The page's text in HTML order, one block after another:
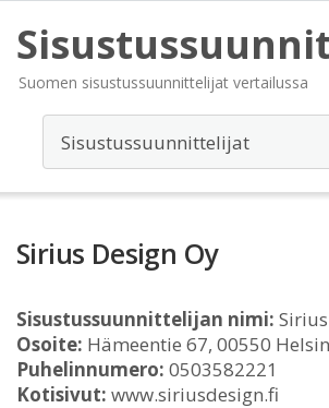
Suomen sisustussuunnittelijat vertailussa
Sirius Design Oy
Sisustussuunnittelijan nimi:
Osoite: Hämeentie 67, 00550
Puhelinnumero: 0503582221
Kotisivut: www.siriusdesign.fi